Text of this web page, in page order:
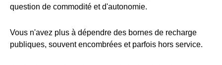
question de commodité et d'autonomie.
Vous n'avez plus à dépendre des bornes de recharge
publiques, souvent encombrées et parfois hors service.